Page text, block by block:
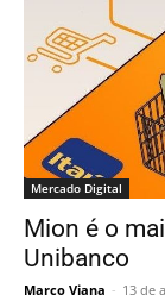
Mercado Digital
Mion é o
Unibanco
Marco Viana - 13 de